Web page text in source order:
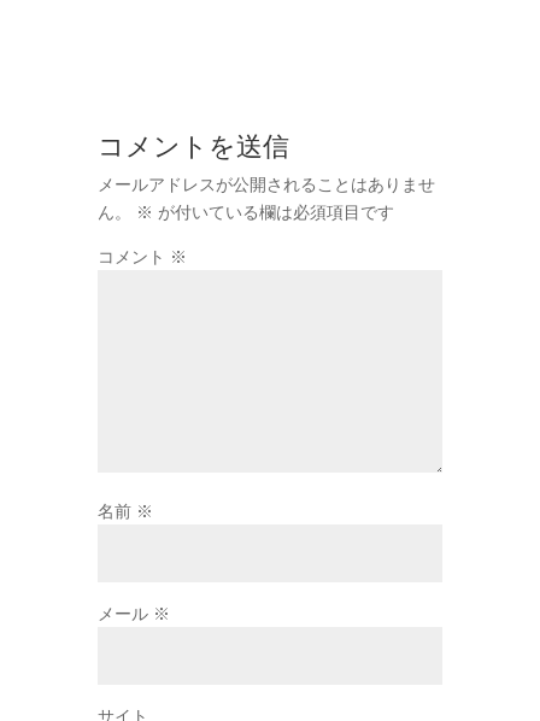
コメントを送信
メールアドレスが公開されることはありませ
ん。
※ が付いている欄は必須項目です
コメント ※
名前 ※
メール ※
サイト